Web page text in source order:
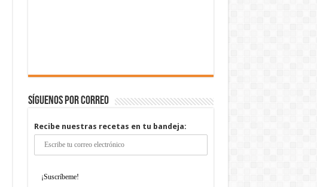
Síguenos por correo
Recibe nuestras recetas en tu bandeja: